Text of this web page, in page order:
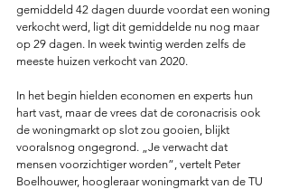
gemiddeld 42 dagen duurde voordat een woning
verkocht werd, ligt dit gemiddelde nu nog maar
op 29 dagen. In week twintig werden zelfs de
meeste huizen verkocht van 2020.
In het begin hielden economen en experts hun
hart vast, maar de vrees dat de coronacrisis ook
de woningmarkt op slot zou gooien, blijkt
vooralsnog ongegrond. „Je verwacht dat
mensen voorzichtiger worden”, vertelt Peter
Boelhouwer, hoogleraar woningmarkt van de TU